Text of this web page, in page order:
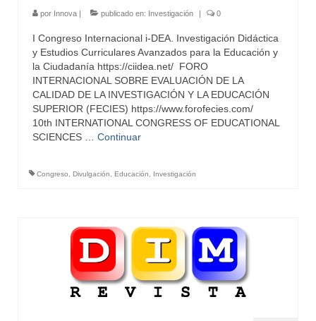
por Innova publicado en: Investigación 0
I Congreso Internacional i-DEA. Investigación Didáctica
y Estudios Curriculares Avanzados para la Educación y
la Ciudadanía https://ciidea.net/ FORO
INTERNACIONAL SOBRE EVALUACIÓN DE LA
CALIDAD DE LA INVESTIGACIÓN Y LA EDUCACIÓN
SUPERIOR (FECIES) https://www.forofecies.com/
10th INTERNATIONAL CONGRESS OF EDUCATIONAL
SCIENCES … Continuar
Congreso, Divulgación, Educación, Investigación